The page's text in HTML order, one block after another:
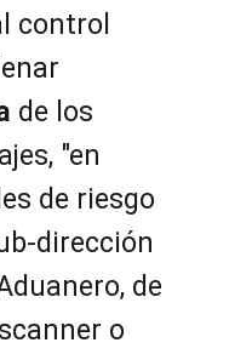
control
de los
"en
de riesgo
dirección
de
o